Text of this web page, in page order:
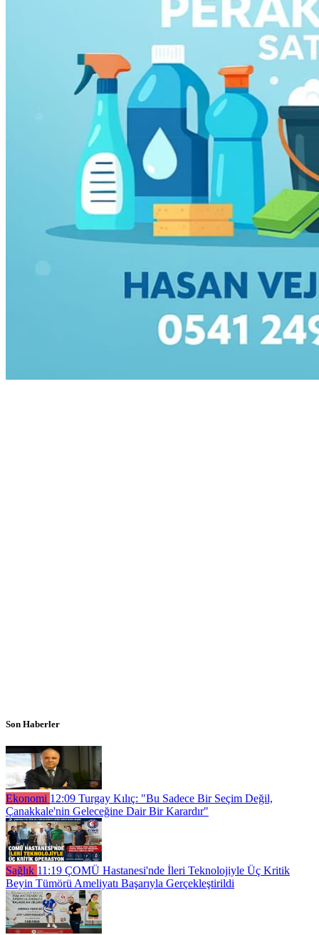
Son Haberler
Ekonomi 12:09 Turgay Kılıç: "Bu Sadece Bir Seçim Değil,
Çanakkale'nin Geleceğine Dair Bir Karardır"
Sağlık 11:19 ÇOMÜ Hastanesi'nde İleri Teknolojiyle Üç Kritik
Beyin Tümörü Ameliyatı Başarıyla Gerçekleştirildi